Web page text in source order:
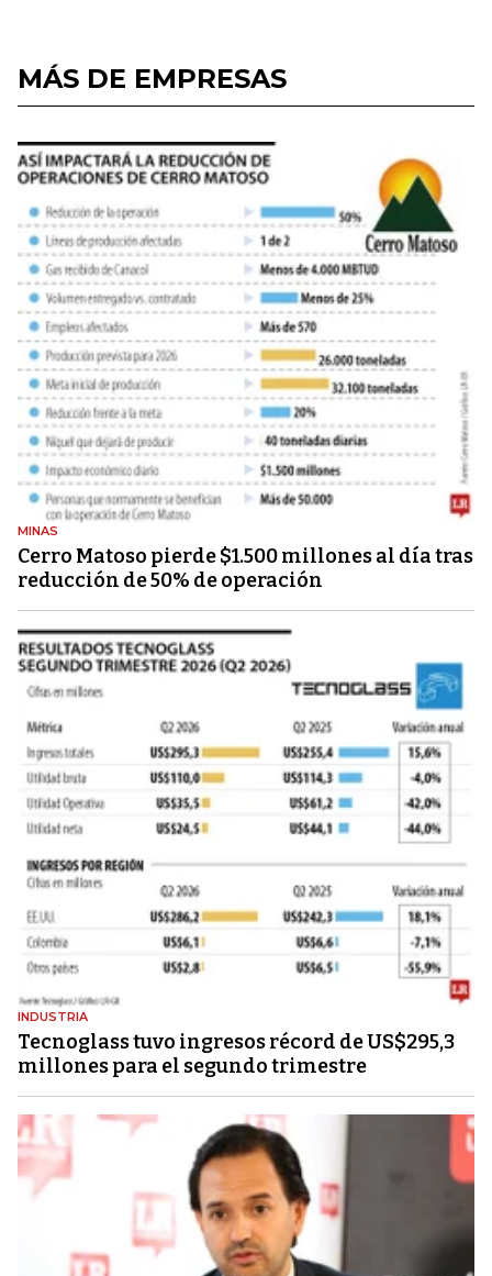
MÁS DE EMPRESAS
MINAS
Cerro Matoso pierde $1.500 millones al día tras
reducción de 50% de operación
INDUSTRIA
Tecnoglass tuvo ingresos récord de US$295,3
millones para el segundo trimestre